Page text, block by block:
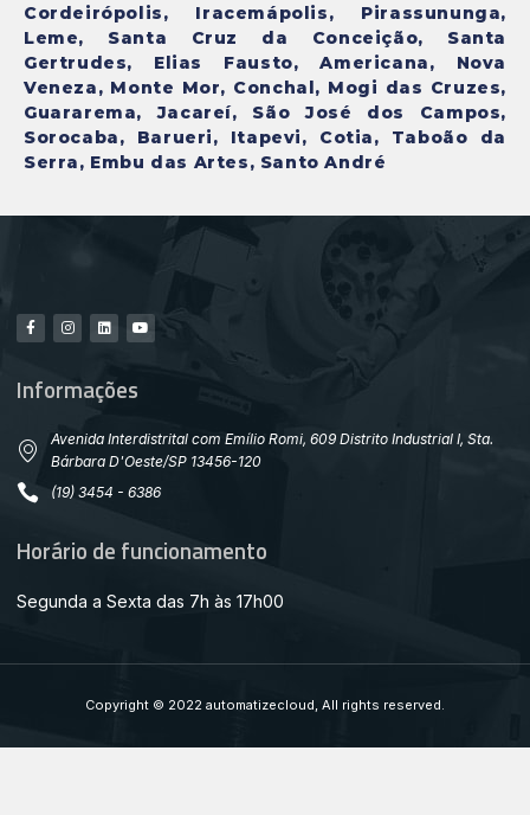
Cordeirópolis, Iracemápolis, Pirassununga,
Leme, Santa Cruz da Conceição, Santa
Gertrudes, Elias Fausto, Americana, Nova
Veneza, Monte Mor, Conchal, Mogi das Cruzes,
Guararema, Jacareí, São José dos Campos,
Sorocaba, Barueri, Itapevi, Cotia, Taboão da
Serra, Embu das Artes, Santo André
Informações
Avenida Interdistrital com Emílio Romi, 609 Distrito Industrial I, Sta.
Bárbara D'Oeste/SP 13456-120
(19) 3454 - 6386
Horário de funcionamento
Segunda a Sexta das 7h às 17h00
Copyright © 2022 automatizecloud, All rights reserved.